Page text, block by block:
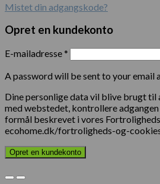
Mistet din adgangskode?
Opret en kundekonto
E-mailadresse*
A password will be sent to your email
Dine personlige data vil blive brugt
med webstedet, kontrollere
formål beskrevet i vores
ecohome.dk/fortroligheds-og-
Opret en kundekonto